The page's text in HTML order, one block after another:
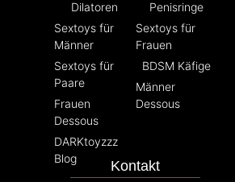
Dilatoren
Sextoys für
Männer
Sextoys für
Paare
Frauen
Dessous
DARKtoyzzz
Blog
Penisringe
Sextoys für
Frauen
BDSM Käfige
Männer
Dessous
Kontakt